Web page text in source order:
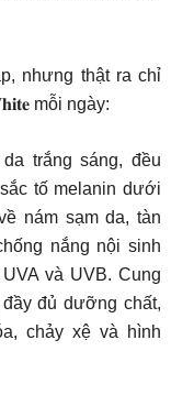
nhưng thật ra chỉ
mỗi ngày:
trắng sáng, đều
tố melanin dưới
nám sạm da, tàn
nắng nội sinh
và UVB. Cung
đủ dưỡng chất,
chảy xệ và hình